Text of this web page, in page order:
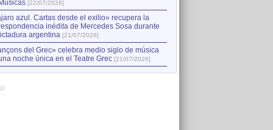
[22/07/2026]
azul. Cartas desde el exilio» recupera la
inédita de Mercedes Sosa durante
argentina [21/07/2026]
del Grec» celebra medio siglo de música
noche única en el Teatre Grec [21/07/2026]